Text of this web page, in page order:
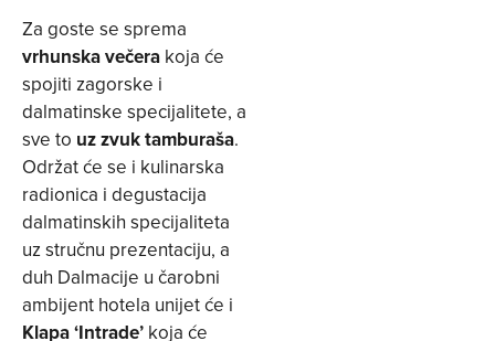
Za goste se sprema
vrhunska večera koja će
spojiti zagorske i
dalmatinske specijalitete, a
sve to uz zvuk tamburaša.
Održat će se i kulinarska
radionica i degustacija
dalmatinskih specijaliteta
uz stručnu prezentaciju, a
duh Dalmacije u čarobni
ambijent hotela unijet će i
Klapa ‘Intrade’ koja će